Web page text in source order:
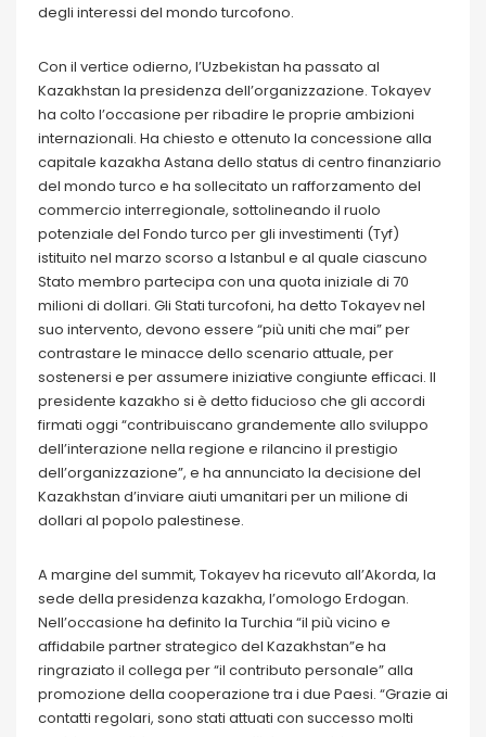
degli interessi del mondo turcofono.
Con il vertice odierno, l’Uzbekistan ha passato al
Kazakhstan la presidenza dell’organizzazione. Tokayev
ha colto l’occasione per ribadire le proprie ambizioni
internazionali. Ha chiesto e ottenuto la concessione alla
capitale kazakha Astana dello status di centro finanziario
del mondo turco e ha sollecitato un rafforzamento del
commercio interregionale, sottolineando il ruolo
potenziale del Fondo turco per gli investimenti (Tyf)
istituito nel marzo scorso a Istanbul e al quale ciascuno
Stato membro partecipa con una quota iniziale di 70
milioni di dollari. Gli Stati turcofoni, ha detto Tokayev nel
suo intervento, devono essere “più uniti che mai” per
contrastare le minacce dello scenario attuale, per
sostenersi e per assumere iniziative congiunte efficaci. Il
presidente kazakho si è detto fiducioso che gli accordi
firmati oggi “contribuiscano grandemente allo sviluppo
dell’interazione nella regione e rilancino il prestigio
dell’organizzazione”, e ha annunciato la decisione del
Kazakhstan d’inviare aiuti umanitari per un milione di
dollari al popolo palestinese.
A margine del summit, Tokayev ha ricevuto all’Akorda, la
sede della presidenza kazakha, l’omologo Erdogan.
Nell’occasione ha definito la Turchia “il più vicino e
affidabile partner strategico del Kazakhstan”e ha
ringraziato il collega per “il contributo personale” alla
promozione della cooperazione tra i due Paesi. “Grazie ai
contatti regolari, sono stati attuati con successo molti